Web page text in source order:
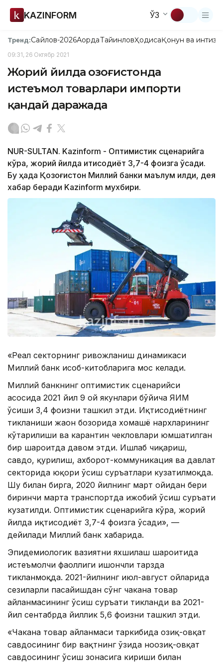
KAZINFORM ЎЗ
Тренд:Сайлов-2026АқордаТайинловҲодисаҚонун ва
09:31, 26 Октябр 2021
Жорий йилда Қозоғистонда
истеъмол товарлари импорти
қандай даражада
NUR-SULTAN. Kazinform - Оптимистик сценарийга
кўра, жорий йилда иқтисодиёт 3,7-4 фоизга ўсади.
Бу ҳақда Қозоғистон Миллий банки маълум қилди, дея
хабар беради Kazinform мухбири.
«Реал секторнинг ривожланиш динамикаси
Миллий банк ҳисоб-китобларига мос келади.
Миллий банкнинг оптимистик сценарийси
асосида 2021 йил 9 ой якунлари бўйича ЯИМ
ўсиши 3,4 фоизни ташкил этди. Иқтисодиётнинг
тикланиши жаҳон бозорида хомашё нархларининг
кўтарилиши ва карантин чекловлари юмшатилган
бир шароитда давом этди. Ишлаб чиқариш,
савдо, қурилиш, ахборот-коммуникация ва давлат
секторида юқори ўсиш суръатлари кузатилмоқда.
Шу билан бирга, 2020 йилнинг март ойидан бери
биринчи марта транспортда ижобий ўсиш суръати
кузатилди. Оптимистик сценарийга кўра, жорий
йилда иқтисодиёт 3,7-4 фоизга ўсади», —
дейилади Миллий банк хабарида.
Эпидемиологик вазиятни яхшилаш шароитида
истеъмолчи фаоллиги ишончли тарзда
тикланмоқда. 2021-йилнинг июл-август ойларида
сезиларли пасайишдан сўнг чакана товар
айланмасининг ўсиш суръати тикланди ва 2021-
йил сентабрда йиллик 5,6 фоизни ташкил этди.
«Чакана товар айланмаси таркибида озиқ-овқат
савдосининг бир вақтнинг ўзида ноозиқ-овқат
савдосининг ўсиш зонасига кириши билан